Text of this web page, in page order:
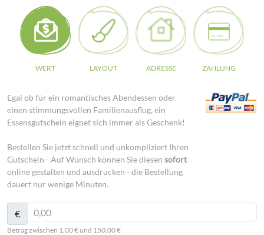
WERT LAYOUT ADRESSE ZAHLUNG
Egal ob für ein romantisches Abendessen oder
einen stimmungsvollen Familienausflug, ein
Essensgutschein eignet sich immer als Geschenk!
Bestellen Sie jetzt schnell und unkompliziert Ihren
Gutschein - Auf Wunsch können Sie diesen sofort
online gestalten und ausdrucken - die Bestellung
dauert nur wenige Minuten.
€
Betrag zwischen 1,00 € und 150,00 €